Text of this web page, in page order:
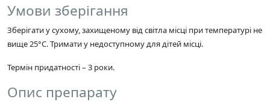
Умови зберігання
Зберігати у сухому, захищеному від світла місці при температурі не
вище 25°C. Тримати у недоступному для дітей місці.
Термін придатності – 3 роки.
Опис препарату